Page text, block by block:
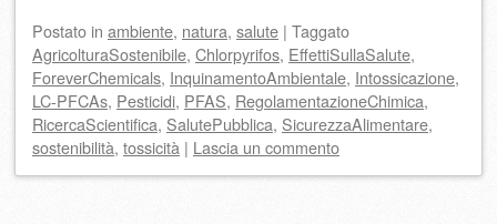
Postato in ambiente, natura, salute | Taggato
AgricolturaSostenibile, Chlorpyrifos, EffettiSullaSalute,
ForeverChemicals, InquinamentoAmbientale, Intossicazione,
LC-PFCAs, Pesticidi, PFAS, RegolamentazioneChimica,
RicercaScientifica, SalutePubblica, SicurezzaAlimentare,
sostenibilità, tossicità | Lascia un commento